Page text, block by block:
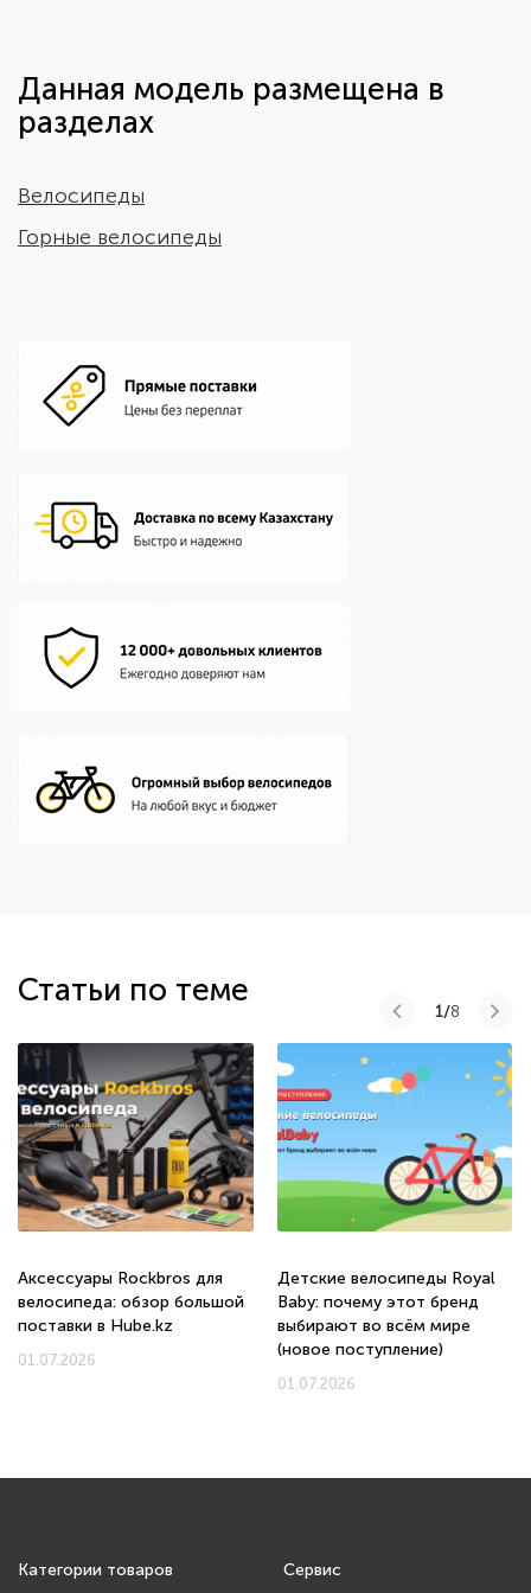
Данная модель размещена в
разделах
Велосипеды
Горные велосипеды
Статьи по теме
Аксессуары Rockbros для
велосипеда: обзор большой
поставки в Hube.kz
01.07.2026
Детские велосипеды Royal
Baby: почему этот бренд
выбирают во всём мире
(новое поступление)
01.07.2026
1/8
Категории товаров Сервис